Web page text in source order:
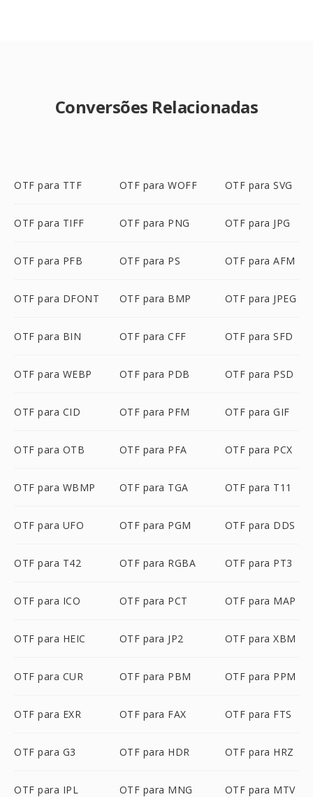
Conversões Relacionadas
OTF para TTF OTF para WOFF OTF para SVG
OTF para TIFF OTF para PNG OTF para JPG
OTF para PFB OTF para PS OTF para AFM
OTF para DFONT OTF para BMP OTF para JPEG
OTF para BIN OTF para CFF OTF para SFD
OTF para WEBP OTF para PDB OTF para PSD
OTF para CID OTF para PFM OTF para GIF
OTF para OTB OTF para PFA OTF para PCX
OTF para WBMP OTF para TGA OTF para T11
OTF para UFO OTF para PGM OTF para DDS
OTF para T42 OTF para RGBA OTF para PT3
OTF para ICO OTF para PCT OTF para MAP
OTF para HEIC OTF para JP2 OTF para XBM
OTF para CUR OTF para PBM OTF para PPM
OTF para EXR OTF para FAX OTF para FTS
OTF para G3 OTF para HDR OTF para HRZ
OTF para IPL OTF para MNG OTF para MTV